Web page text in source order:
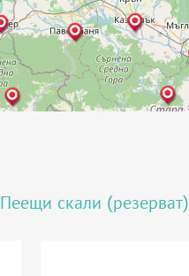
Пеещи скали (резерват)